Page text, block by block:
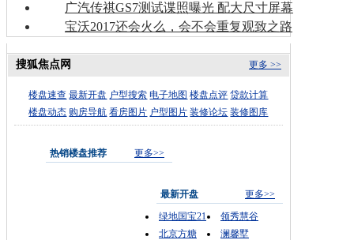
广汽传祺GS7测试谍照曝光 配大尺寸屏幕
宝沃2017还会火么，会不会重复观致之路
更多 >>
搜狐焦点网
楼盘速查 最新开盘 户型搜索 电子地图 楼盘点评 贷款计算
楼盘动态 购房导航 看房图片 户型图片 装修论坛 装修图库
热销楼盘推荐 更多>>
最新开盘
更多>>
绿地国宝21
领秀慧谷
北京方糖
澜馨墅